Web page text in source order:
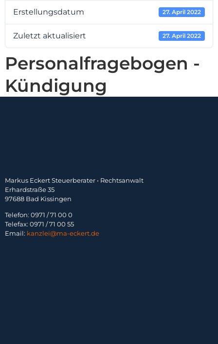
Erstellungsdatum 27. April 2022
Zuletzt aktualisiert 27. April 2022
Personalfragebogen -
Kündigung
Markus Eckert Steuerberater • Rechtsanwalt
Erhardstraße 35
97688 Bad Kissingen
Telefon: 0971 / 71 00 0
Telefax: 0971 / 71 00 55
Email: kanzlei@ma-eckert.de